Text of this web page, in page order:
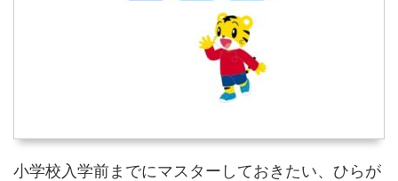
小学校入学前までにマスターしておきたい、ひらが